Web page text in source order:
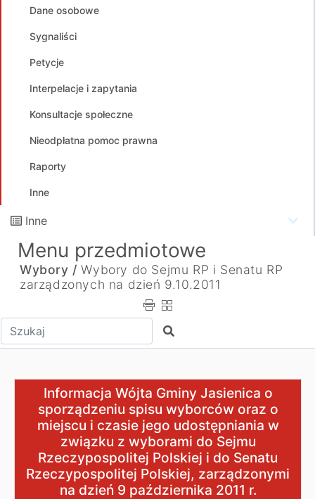
Dane osobowe
Sygnaliści
Petycje
Interpelacje i zapytania
Konsultacje społeczne
Nieodpłatna pomoc prawna
Raporty
Inne
Inne
Menu przedmiotowe
Wybory / Wybory do Sejmu RP i Senatu RP
zarządzonych na dzień 9.10.2011
Wpisz tekst do wyszukania Szukaj
Informacja Wójta Gminy Jasienica o sporządzeniu
Informacja Wójta Gminy Jasienica o
sporządzeniu spisu wyborców oraz o
miejscu i czasie jego udostępniania w
związku z wyborami do Sejmu
Rzeczypospolitej Polskiej i do Senatu
Rzeczypospolitej Polskiej, zarządzonymi
na dzień 9 października 2011 r.